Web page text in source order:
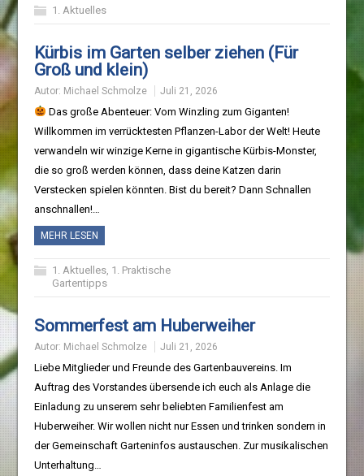
1. Aktuelles
Kürbis im Garten selber ziehen (Für
Groß und klein)
Autor: Michael Schmolze Juli 21, 2026
Das große Abenteuer: Vom Winzling zum Giganten!
Willkommen im verrücktesten Pflanzen-Labor der Welt! Heute
verwandeln wir winzige Kerne in gigantische Kürbis-Monster,
die so groß werden können, dass deine Katzen darin
Verstecken spielen könnten. Bist du bereit? Dann Schnallen
anschnallen!…
MEHR LESEN
1. Aktuelles 1. Praktische
Gartentipps
Sommerfest am Huberweiher
Autor: Michael Schmolze Juli 21, 2026
Liebe Mitglieder und Freunde des Gartenbauvereins. Im
Auftrag des Vorstandes übersende ich euch als Anlage die
Einladung zu unserem sehr beliebten Familienfest am
Huberweiher. Wir wollen nicht nur Essen und trinken sondern in
der Gemeinschaft Garteninfos austauschen. Zur musikalischen
Unterhaltung…